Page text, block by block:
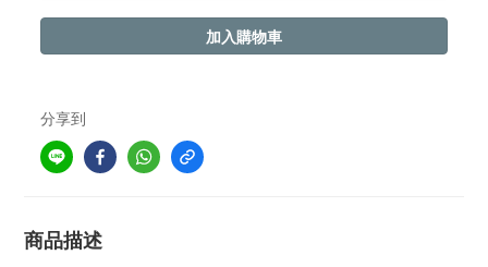
加入購物車
分享到
商品描述